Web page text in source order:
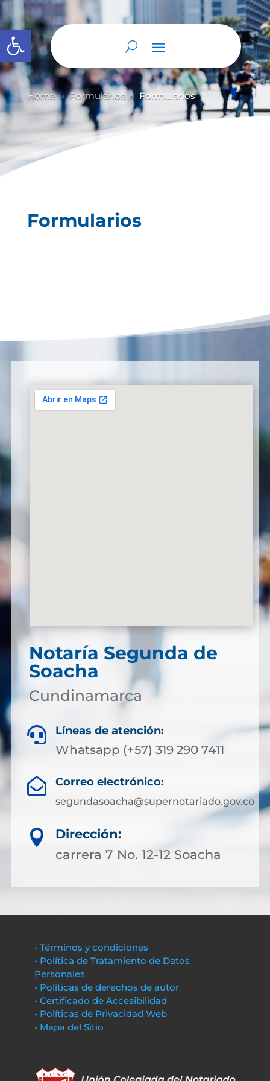
Abrir barra de herramientas
Home 9 Formularios 9 Formularios
Formularios
Notaría Segunda de
Soacha
Cundinamarca
 Líneas de atención:
Whatsapp (+57) 319 290 7411
 Correo electrónico:
segundasoacha@supernotariado.gov.co

Dirección:
carrera 7 No. 12-12 Soacha
• Términos y condiciones
• Política de Tratamiento de Datos
Personales
• Políticas de derechos de autor
• Certificado de Accesibilidad
• Políticas de Privacidad Web
• Mapa del Sitio